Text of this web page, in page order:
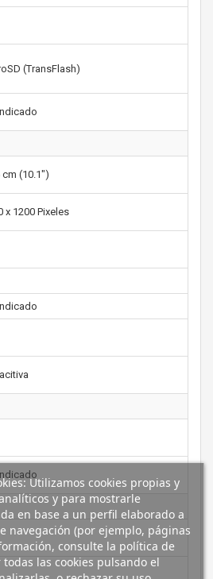
(TransFlash)
cm (10.1")
x 1200 Pixeles
Utilizamos cookies propias y
y para mostrarle
en base a un perfil elaborado a
navegación (por ejemplo, páginas
consulte la política de
las cookies pulsando el